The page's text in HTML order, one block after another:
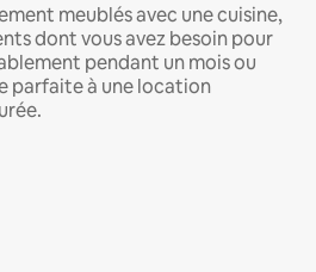
meublés avec une cuisine,
dont vous avez besoin pour
pendant un mois ou
parfaite à une location